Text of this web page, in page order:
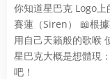
你知道星巴克 Logo上
賽蓮（Siren） 📖根
用自己天籟般的歌喉
星巴克大概是想體現
吧！